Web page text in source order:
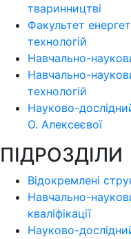
тваринництві
Факультет
технологій
Навчально-
Навчально-
технологій
Науково-
О. Алексеєвої
ПІДРОЗДІЛИ
Відокремлені
Навчально-
кваліфікації
Науково-